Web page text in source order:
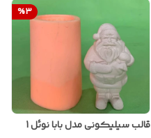
%3
قالب سیلیکونی مدل بابا نوئل 1